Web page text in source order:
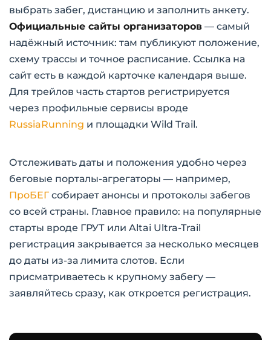
выбрать забег, дистанцию и заполнить анкету.
Официальные сайты организаторов — самый
надёжный источник: там публикуют положение,
схему трассы и точное расписание. Ссылка на
сайт есть в каждой карточке календаря выше.
Для трейлов часть стартов регистрируется
через профильные сервисы вроде
RussiaRunning и площадки Wild Trail.
Отслеживать даты и положения удобно через
беговые порталы-агрегаторы — например,
ПроБЕГ собирает анонсы и протоколы забегов
со всей страны. Главное правило: на популярные
старты вроде ГРУТ или Altai Ultra-Trail
регистрация закрывается за несколько месяцев
до даты из-за лимита слотов. Если
присматриваетесь к крупному забегу —
заявляйтесь сразу, как откроется регистрация.